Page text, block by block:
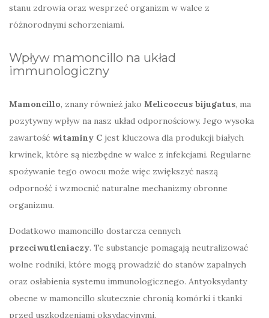
stanu zdrowia oraz wesprzeć organizm w walce z
różnorodnymi schorzeniami.
Wpływ mamoncillo na układ
immunologiczny
Mamoncillo, znany również jako Melicoccus bijugatus, ma
pozytywny wpływ na nasz układ odpornościowy. Jego wysoka
zawartość witaminy C jest kluczowa dla produkcji białych
krwinek, które są niezbędne w walce z infekcjami. Regularne
spożywanie tego owocu może więc zwiększyć naszą
odporność i wzmocnić naturalne mechanizmy obronne
organizmu.
Dodatkowo mamoncillo dostarcza cennych
przeciwutleniaczy. Te substancje pomagają neutralizować
wolne rodniki, które mogą prowadzić do stanów zapalnych
oraz osłabienia systemu immunologicznego. Antyoksydanty
obecne w mamoncillo skutecznie chronią komórki i tkanki
przed uszkodzeniami oksydacyjnymi.